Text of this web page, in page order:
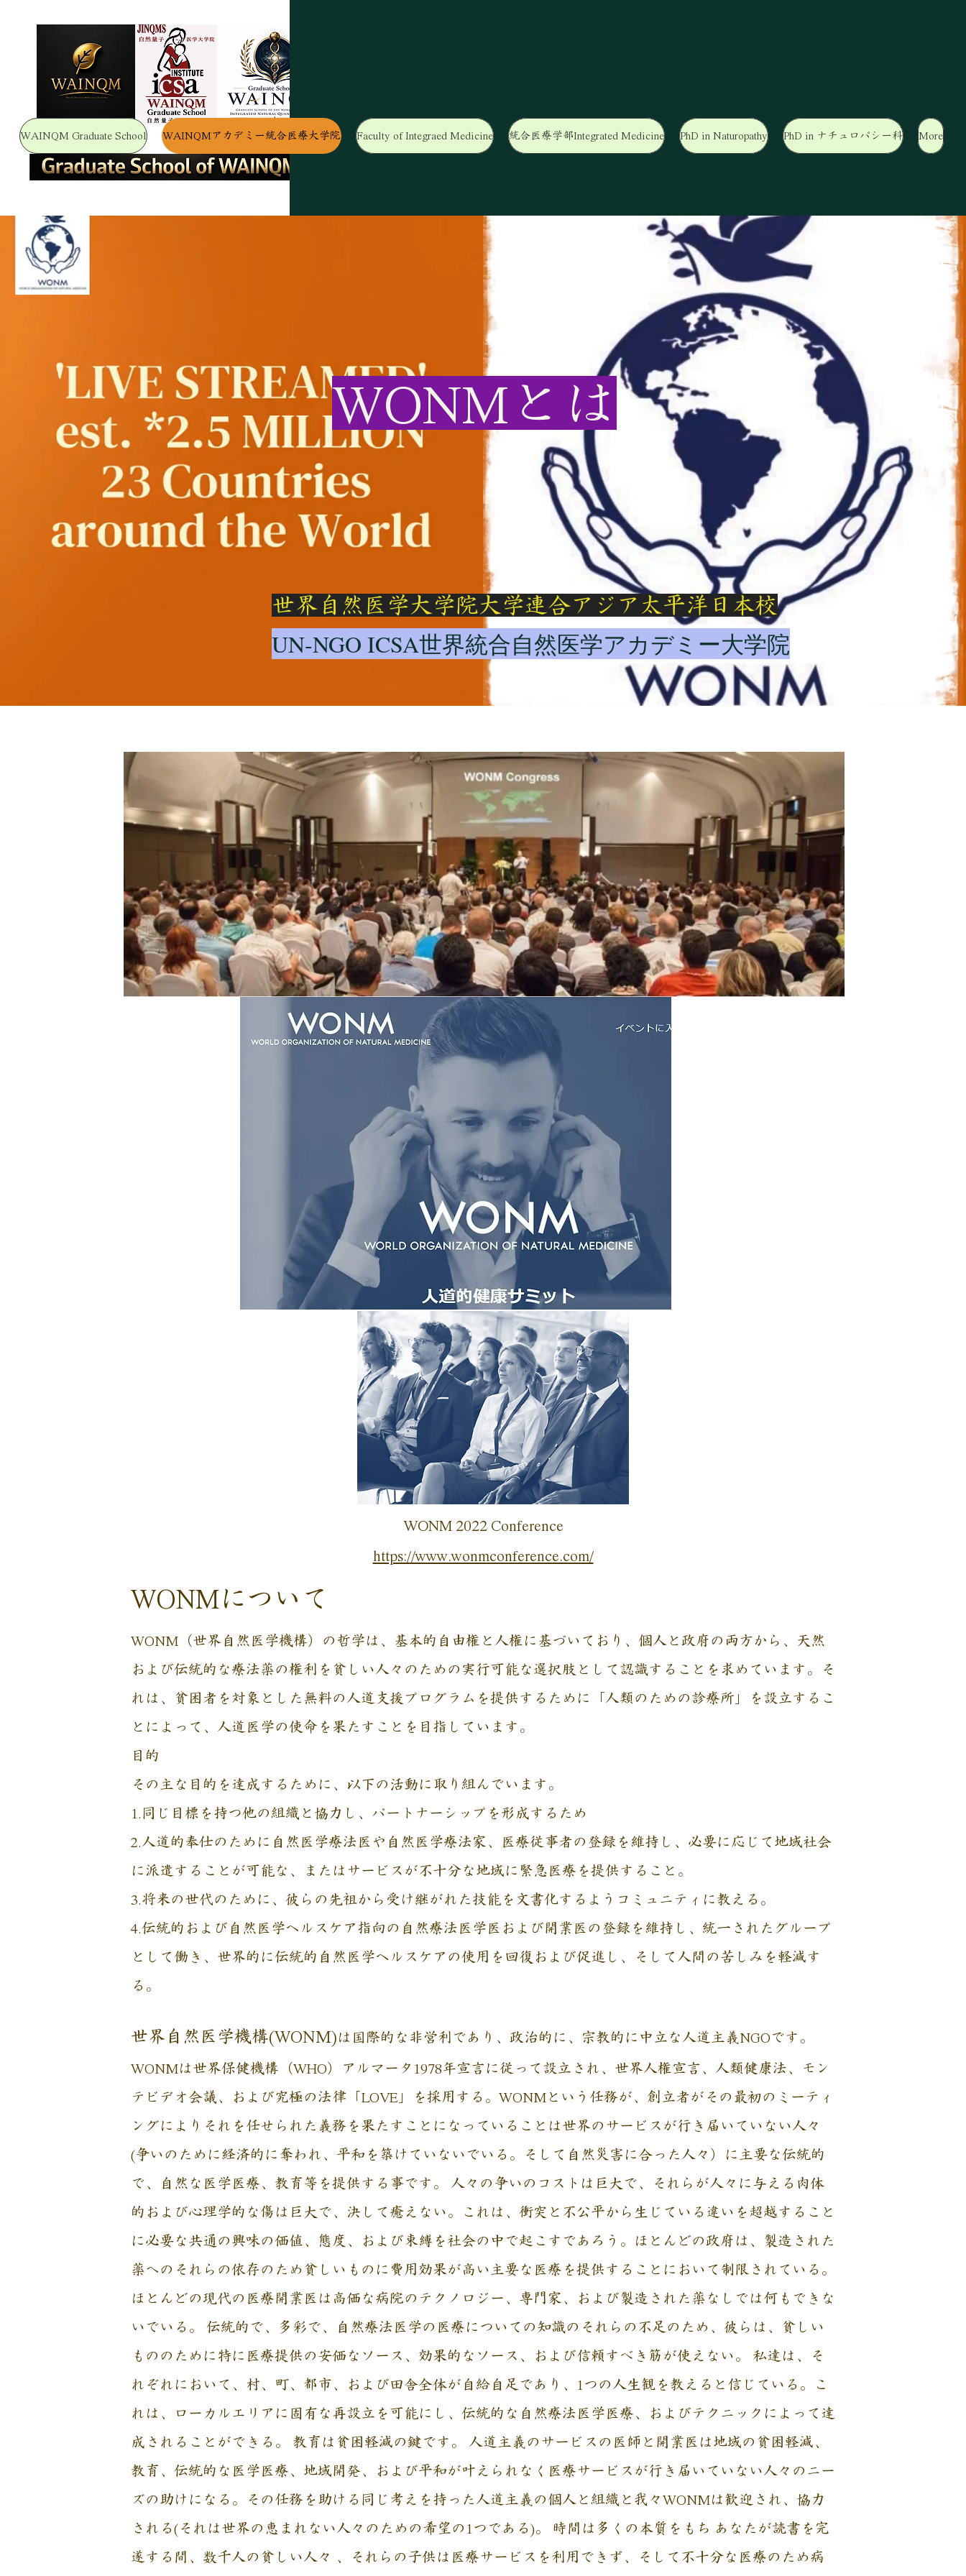
WAINQM Graduate School WAINQMアカデミー統合医療大学院 Faculty of Integraed Medicine 統合医療学部Integrated Medicine PhD in Naturopathy PhD in ナチュロパシー科 More
WONMとは
世界自然医学大学院大学連合アジア太平洋日本校
UN-NGO ICSA世界統合自然医学アカデミー大学院
WONM 2022 Conference
https://www.wonmconference.com/
WONMについて
WONM（世界自然医学機構）の哲学は、基本的自由権と人権に基づいており、個人と政府の両方から、天然
および伝統的な療法薬の権利を貧しい人々のための実行可能な選択肢として認識することを求めています。そ
れは、貧困者を対象とした無料の人道支援プログラムを提供するために「人類のための診療所」を設立するこ
とによって、人道医学の使命を果たすことを目指しています。
目的
その主な目的を達成するために、以下の活動に取り組んでいます。
1.同じ目標を持つ他の組織と協力し、パートナーシップを形成するため
2.人道的奉仕のために自然医学療法医や自然医学療法家、医療従事者の登録を維持し、必要に応じて地域社会
に派遣することが可能な、またはサービスが不十分な地域に緊急医療を提供すること。
3.将来の世代のために、彼らの先祖から受け継がれた技能を文書化するようコミュニティに教える。
4.伝統的および自然医学ヘルスケア指向の自然療法医学医および開業医の登録を維持し、統一されたグループ
として働き、世界的に伝統的自然医学ヘルスケアの使用を回復および促進し、そして人間の苦しみを軽減す
る。
世界自然医学機構(WONM) は国際的な非営利であり、政治的に、宗教的に中立な人道主義NGOです。
WONMは世界保健機構（WHO）アルマータ1978年宣言に従って設立され、世界人権宣言、人類健康法、モン
テビデオ会議、および究極の法律「LOVE」を採用する。WONMという任務が、創立者がその最初のミーティ
ングによりそれを任せられた義務を果たすことになっていることは世界のサービスが行き届いていない人々
(争いのために経済的に奪われ、平和を築けていないでいる。そして自然災害に合った人々）に主要な伝統的
で、自然な医学医療、教育等を提供する事です。 人々の争いのコストは巨大で、それらが人々に与える肉体
的および心理学的な傷は巨大で、決して癒えない。これは、衝突と不公平から生じている違いを超越すること
に必要な共通の興味の価値、態度、および束縛を社会の中で起こすであろう。ほとんどの政府は、製造された
薬へのそれらの依存のため貧しいものに費用効果が高い主要な医療を提供することにおいて制限されている。
ほとんどの現代の医療開業医は高価な病院のテクノロジー、専門家、および製造された薬なしでは何もできな
いでいる。 伝統的で、多彩で、自然療法医学の医療についての知識のそれらの不足のため、彼らは、貧しい
もののために特に医療提供の安価なソース、効果的なソース、および信頼すべき筋が使えない。 私達は、そ
れぞれにおいて、村、町、都市、および田舎全体が自給自足であり、1つの人生観を教えると信じている。こ
れは、ローカルエリアに固有な再設立を可能にし、伝統的な自然療法医学医療、およびテクニックによって達
成されることができる。 教育は貧困軽減の鍵です。 人道主義のサービスの医師と開業医は地域の貧困軽減、
教育、伝統的な医学医療、地域開発、および平和が叶えられなく医療サービスが行き届いていない人々のニー
ズの助けになる。その任務を助ける同じ考えを持った人道主義の個人と組織と我々WONMは歓迎され、協力
される(それは世界の恵まれない人々のための希望の1つである)。 時間は多くの本質をもち あなたが読書を完
遂する間、数千人の貧しい人々 、それらの子供は医療サービスを利用できず、そして不十分な医療のため病